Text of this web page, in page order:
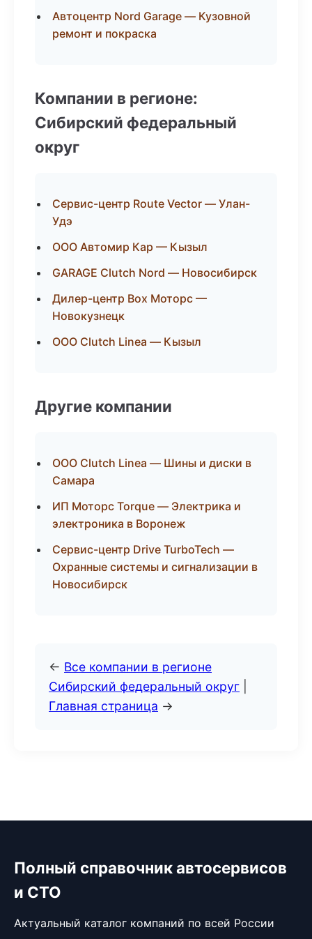
Автоцентр Nord Garage — Кузовной
ремонт и покраска
Компании в регионе:
Сибирский федеральный
округ
Сервис-центр Route Vector — Улан-
Удэ
ООО Автомир Кар — Кызыл
GARAGE Clutch Nord — Новосибирск
Дилер-центр Box Моторс —
Новокузнецк
ООО Clutch Linea — Кызыл
Другие компании
ООО Clutch Linea — Шины и диски в
Самара
ИП Моторс Torque — Электрика и
электроника в Воронеж
Сервис-центр Drive TurboTech —
Охранные системы и сигнализации в
Новосибирск
← Все компании в регионе
Сибирский федеральный округ
Главная страница →
Полный справочник автосервисов
и СТО
Актуальный каталог компаний по всей России